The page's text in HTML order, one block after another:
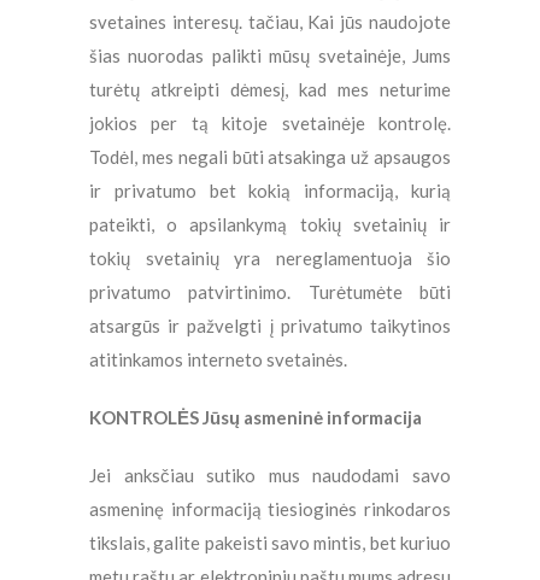
svetaines interesų. tačiau, Kai jūs naudojote
šias nuorodas palikti mūsų svetainėje, Jums
turėtų atkreipti dėmesį, kad mes neturime
jokios per tą kitoje svetainėje kontrolę.
Todėl, mes negali būti atsakinga už apsaugos
ir privatumo bet kokią informaciją, kurią
pateikti, o apsilankymą tokių svetainių ir
tokių svetainių yra nereglamentuoja šio
privatumo patvirtinimo. Turėtumėte būti
atsargūs ir pažvelgti į privatumo taikytinos
atitinkamos interneto svetainės.
KONTROLĖS Jūsų asmeninė informacija
Jei anksčiau sutiko mus naudodami savo
asmeninę informaciją tiesioginės rinkodaros
tikslais, galite pakeisti savo mintis, bet kuriuo